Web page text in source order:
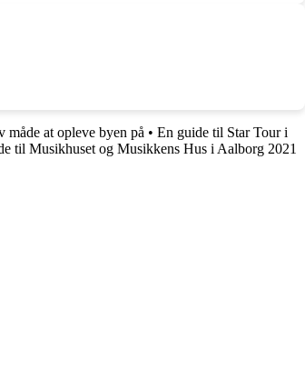
at opleve byen på • En guide til Star Tour i
til Musikhuset og Musikkens Hus i Aalborg 2021